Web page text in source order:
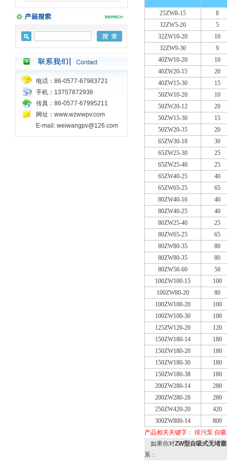
电话：86-0577-67983721
手机：13757872936
传真：86-0577-67995211
网址：www.wzwwpv.com
E-mail: weiwangpv@126.com
25ZW8-15
8
32ZW5-20
5
32ZW10-20
10
32ZW9-30
9
40ZW10-20
10
40ZW20-15
20
40ZW15-30
15
50ZW10-20
10
50ZW20-12
20
50ZW15-30
15
50ZW20-35
20
65ZW30-18
30
65ZW25-30
25
65ZW25-40
25
65ZW40-25
40
65ZW65-25
65
80ZW40-16
40
80ZW40-25
40
80ZW25-40
25
80ZW65-25
65
80ZW80-35
80
80ZW80-35
80
80ZW50-60
50
100ZW100-15
100
100ZW80-20
80
100ZW100-20
100
100ZW100-30
100
125ZW120-20
120
150ZW180-14
180
150ZW180-20
180
150ZW180-30
180
150ZW180-38
180
200ZW280-14
280
200ZW280-28
280
250ZW420-20
420
300ZW800-14
800
产品相关关键字： 排污泵 自
如果你对ZW型自吸式无堵
系：